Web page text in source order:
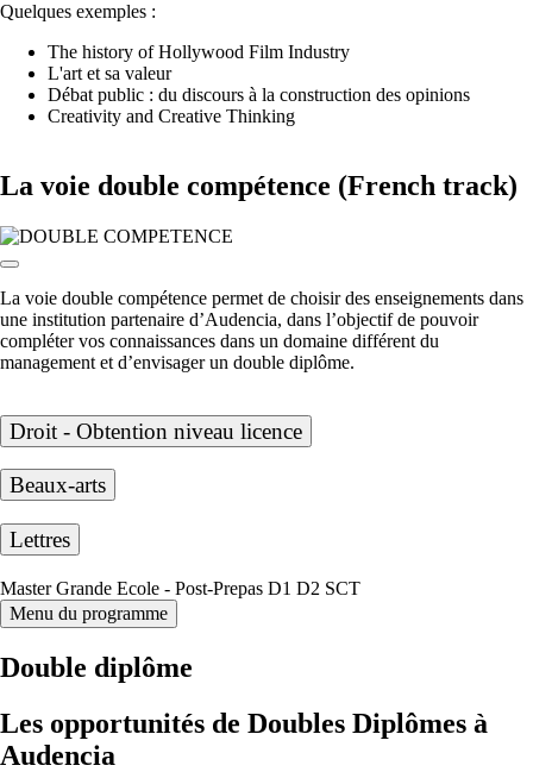
Quelques exemples :
The history of Hollywood Film Industry
L'art et sa valeur
Débat public : du discours à la construction des opinions
Creativity and Creative Thinking
La voie double compétence (French track)
La voie double compétence permet de choisir des enseignements dans
une institution partenaire d’Audencia, dans l’objectif de pouvoir
compléter vos connaissances dans un domaine différent du
management et d’envisager un double diplôme.
Droit - Obtention niveau licence
Beaux-arts
Lettres
Master Grande Ecole - Post-Prepas D1 D2 SCT
Menu du programme
Double diplôme
Les opportunités de Doubles Diplômes à
Audencia